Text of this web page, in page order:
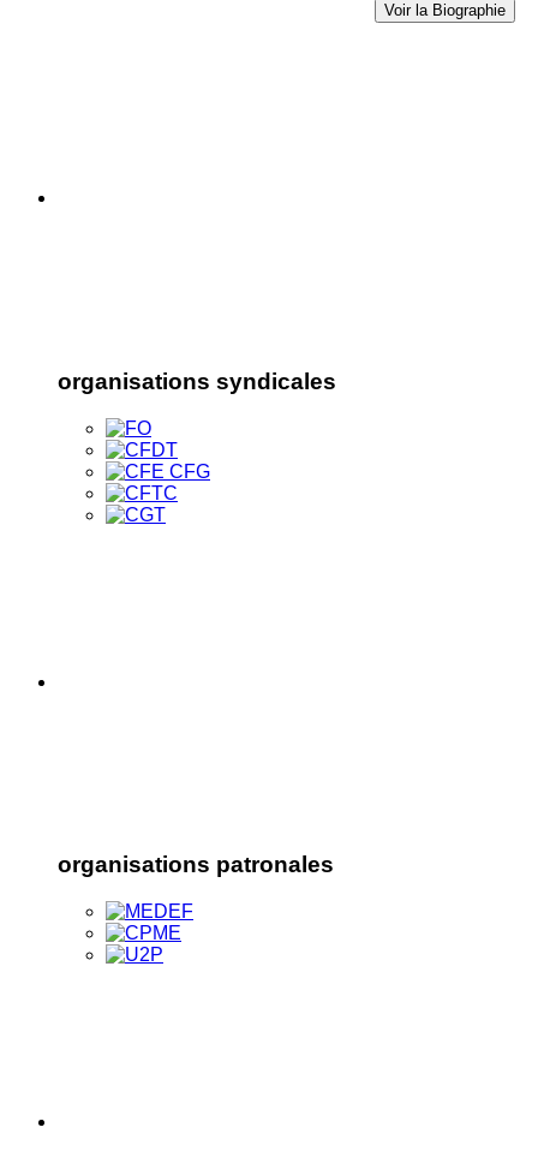
Voir la Biographie
organisations syndicales
organisations patronales